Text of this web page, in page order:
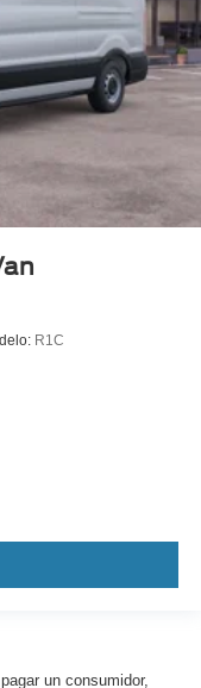
R1C
un consumidor,